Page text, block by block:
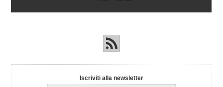
Iscriviti alla newsletter